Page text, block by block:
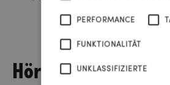
Hörfunk
PERFORMANCE
FUNKTIONALITÄT
UNKLASSIFIZIERTE